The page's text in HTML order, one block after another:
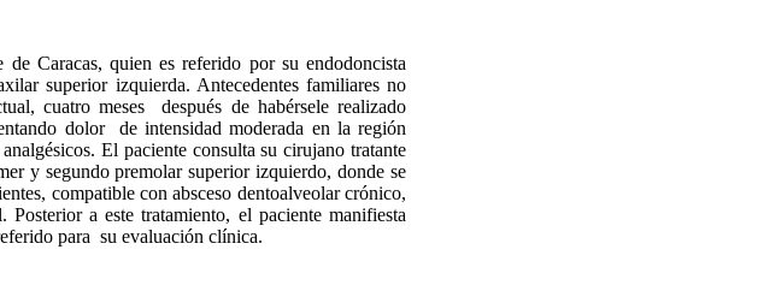
Caracas, quien es referido por su endodoncista
superior izquierda. Antecedentes familiares no
cuatro meses
después de habérsele realizado
dolor
de intensidad moderada en la región
El paciente consulta su cirujano tratante
y segundo premolar superior izquierdo, donde se
compatible con absceso dentoalveolar crónico,
Posterior a este tratamiento, el paciente manifiesta
para su evaluación clínica.